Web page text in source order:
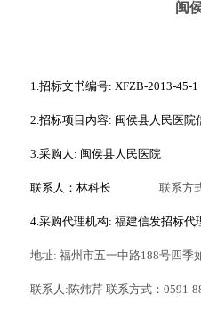
闽
1.招标文书编号: XFZB-2013-45-1
2.招标项目内容: 闽侯县人民医院
3.采购人 : 闽侯县人民医院
联系人：林科长 联系方
4.采购代理机构: 福建信发招标代
地址: 福州市五一中路188号四季
联系人 :陈炜芹 联系方式： 0591-